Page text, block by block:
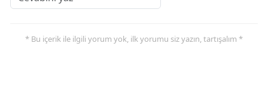
* Bu içerik ile ilgili yorum yok, ilk yorumu siz yazın, tartışalım *